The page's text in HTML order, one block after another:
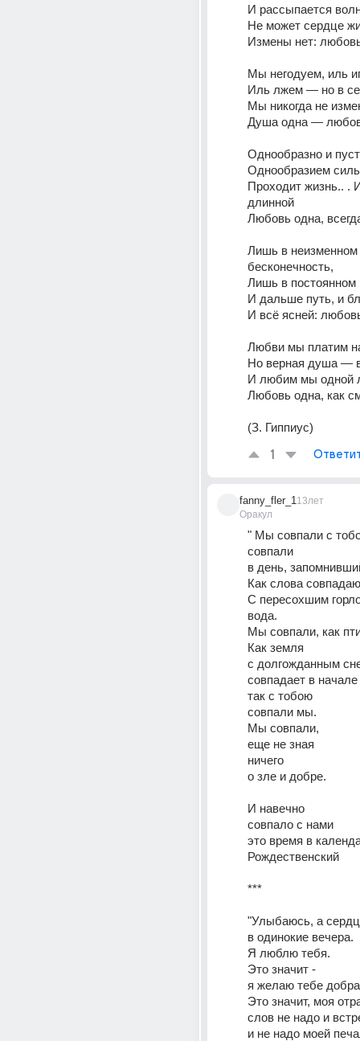
И рассыпается
Не может сердце
Измены нет:
Мы негодуем, иль
Иль лжем — но в
Мы никогда не
Душа одна —
Однообразно и
Однообразием
Проходит жизнь.. .
длинной
Любовь одна,
Лишь в
бесконечность,
Лишь в постоянном
И всё ясней:
Любви мы платим
Но верная душа —
И любим мы одной
Любовь одна, как
(З. Гиппиус)
1
fanny_fler_1
Оракул
13лет
" Мы совпали с
совпали
в день,
Как слова
С пересохшим
вода.
Мы совпали, как
Как земля
с долгожданным
совпадает в
так с тобою
совпали мы.
Мы совпали,
еще не зная
ничего
о зле и добре.
И навечно
совпало с нами
это время в
Рождественский
***
"Улыбаюсь, а
в одинокие вечера.
Я люблю тебя.
Это значит -
я желаю тебе
Это значит, моя
слов не надо и
и не надо моей